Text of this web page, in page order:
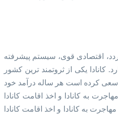
اقتصادی قوی، سیستم پیشرفته
یکی از ثروتمند ترین کشور
سعی کرده است هر ساله درآمد خود
به کانادا و اخذ اقامت کانادا
به کانادا و اخذ اقامت کانادا